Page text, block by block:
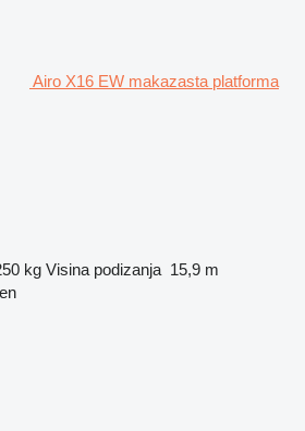
Airo X16 EW makazasta platforma
kg Visina podizanja 15,9 m